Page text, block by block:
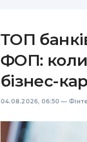
ТОП
ФОП:
бізнес-
04.08.2026, 06:50 —